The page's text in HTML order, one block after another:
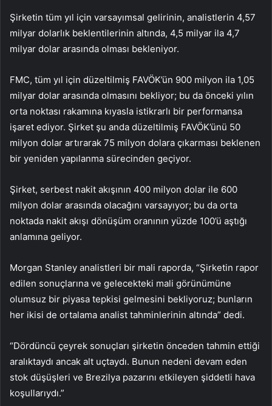
Şirketin tüm yıl için varsayımsal gelirinin, analistlerin 4,57
milyar dolarlık beklentilerinin altında, 4,5 milyar ila 4,7
milyar dolar arasında olması bekleniyor.
FMC, tüm yıl için düzeltilmiş FAVÖK’ün 900 milyon ila 1,05
milyar dolar arasında olmasını bekliyor; bu da önceki yılın
orta noktası rakamına kıyasla istikrarlı bir performansa
işaret ediyor. Şirket şu anda düzeltilmiş FAVÖK’ünü 50
milyon dolar artırarak 75 milyon dolara çıkarması beklenen
bir yeniden yapılanma sürecinden geçiyor.
Şirket, serbest nakit akışının 400 milyon dolar ile 600
milyon dolar arasında olacağını varsayıyor; bu da orta
noktada nakit akışı dönüşüm oranının yüzde 100’ü aştığı
anlamına geliyor.
Morgan Stanley analistleri bir mali raporda, “Şirketin rapor
edilen sonuçlarına ve gelecekteki mali görünümüne
olumsuz bir piyasa tepkisi gelmesini bekliyoruz; bunların
her ikisi de ortalama analist tahminlerinin altında” dedi.
“Dördüncü çeyrek sonuçları şirketin önceden tahmin ettiği
aralıktaydı ancak alt uçtaydı. Bunun nedeni devam eden
stok düşüşleri ve Brezilya pazarını etkileyen şiddetli hava
koşullarıydı.”